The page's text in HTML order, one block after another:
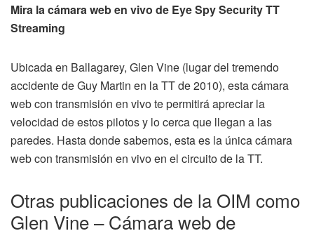
Mira la cámara web en vivo de Eye Spy Security TT
Streaming
Ubicada en Ballagarey, Glen Vine (lugar del tremendo
accidente de Guy Martin en la TT de 2010), esta cámara
web con transmisión en vivo te permitirá apreciar la
velocidad de estos pilotos y lo cerca que llegan a las
paredes. Hasta donde sabemos, esta es la única cámara
web con transmisión en vivo en el circuito de la TT.
Otras publicaciones de la OIM como
Glen Vine – Cámara web de